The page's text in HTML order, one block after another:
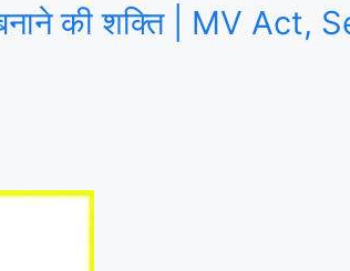
बनाने की शक्ति | MV